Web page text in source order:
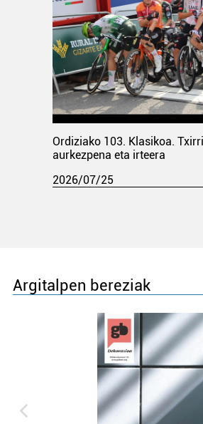
Ordiziako 103. Klasikoa.
aurkezpena eta irteera
2026/07/25
Argitalpen bereziak